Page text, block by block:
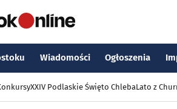
Wiadomości Ogłoszenia
XXIV Podlaskie Święto ChlebaLato z